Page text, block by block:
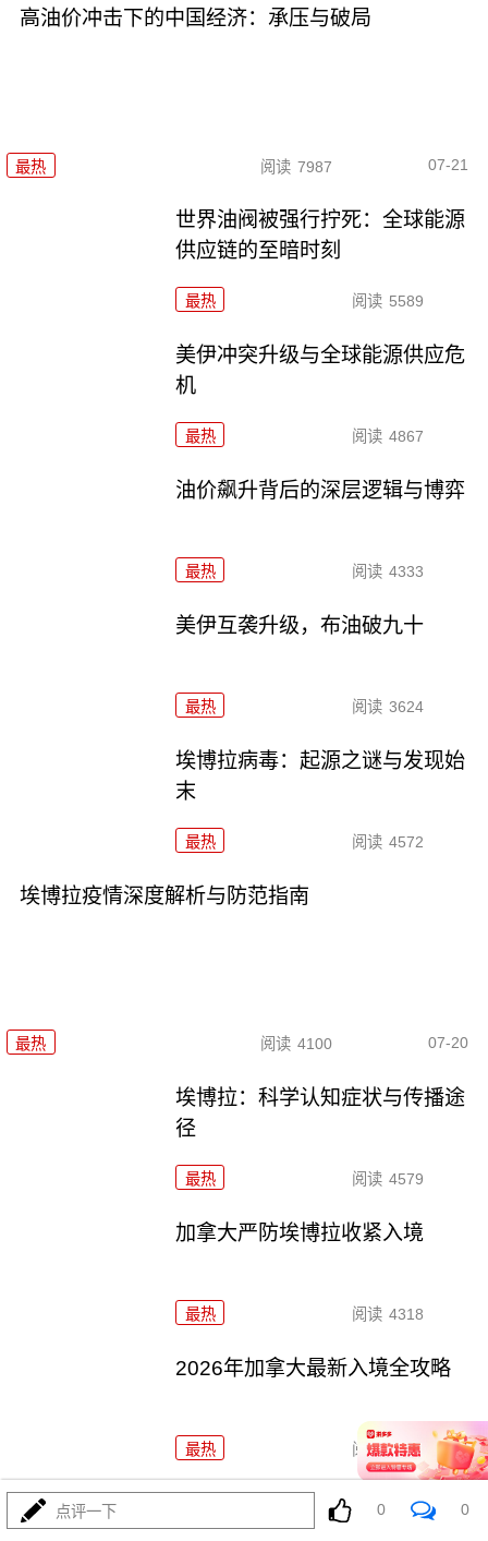
高油价冲击下的中国经济：承压与破局
最热 阅读 7987 07-21
世界油阀被强行拧死：全球能源
供应链的至暗时刻
最热 阅读 5589
美伊冲突升级与全球能源供应危
机
最热 阅读 4867
油价飙升背后的深层逻辑与博弈
最热 阅读 4333
美伊互袭升级，布油破九十
最热 阅读 3624
埃博拉病毒：起源之谜与发现始
末
最热 阅读 4572
埃博拉疫情深度解析与防范指南
最热 阅读 4100 07-20
埃博拉：科学认知症状与传播途
径
最热 阅读 4579
加拿大严防埃博拉收紧入境
最热 阅读 4318
2026年加拿大最新入境全攻略
最热 阅读 4134
连体盖之困：环保初衷与现实体
验的博弈
点评一下 0 0